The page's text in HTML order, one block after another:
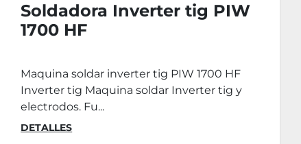
Soldadora Inverter tig PIW
1700 HF
Maquina soldar inverter tig PIW 1700 HF
Inverter tig Maquina soldar Inverter tig y
electrodos. Fu...
DETALLES